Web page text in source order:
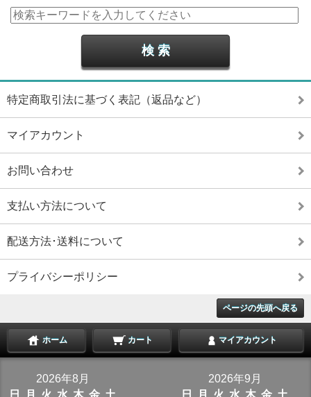
特定商取引法に基づく表記（返品など）
マイアカウント
お問い合わせ
支払い方法について
配送方法･送料について
プライバシーポリシー
ページの先頭へ戻る
ホーム カート マイアカウント
2026年8月
2026年9月